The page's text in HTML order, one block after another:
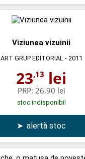
Viziunea vizuinii
ART GRUP EDITORIAL - 2011
23,13 lei
PRP: 26,90 lei
stoc indisponibil
➤ alertă stoc